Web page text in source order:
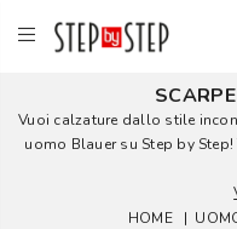
Vuoi calzature dallo stile
uomo Blauer su Step by
HOME
|